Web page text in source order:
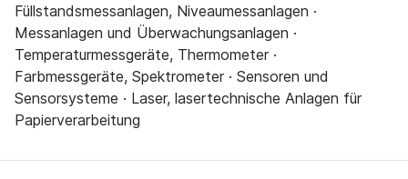
Füllstandsmessanlagen, Niveaumessanlagen ·
Messanlagen und Überwachungsanlagen ·
Temperaturmessgeräte, Thermometer ·
Farbmessgeräte, Spektrometer · Sensoren und
Sensorsysteme · Laser, lasertechnische Anlagen für
Papierverarbeitung